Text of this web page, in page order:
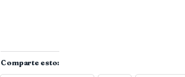
Comparte esto: